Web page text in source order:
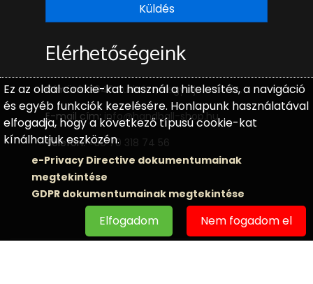
Küldés
Elérhetőségeink
Címünk:2040 Budaörs, Hegyalja utca 14.
E-mail cím: info@handball-shop.hu
Telefon:+36 70 318 74 56
Ez az oldal cookie-kat használ a hitelesítés, a navigáció
és egyéb funkciók kezelésére. Honlapunk használatával
elfogadja, hogy a következő típusú cookie-kat
kínálhatjuk eszközén.
e-Privacy Directive dokumentumainak
megtekintése
GDPR dokumentumainak megtekintése
Nem fogadom el
Elfogadom